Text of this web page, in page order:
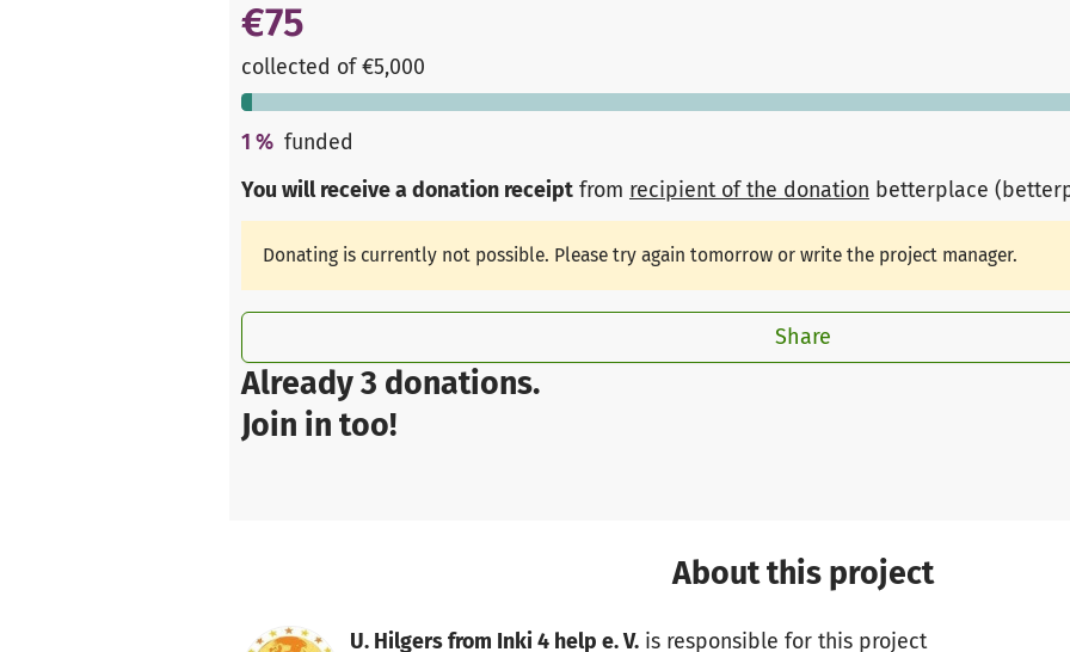
Already 3 donations.
Join in too!
€75
collected of €5,000
1 % funded
You will receive a donation receipt from recipient of the donation betterplace
Donating is currently not possible. Please try again tomorrow or write the project manager.
Share
About this project
U. Hilgers from Inki 4 help e. V.is responsible for this project